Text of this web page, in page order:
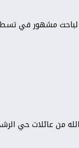
مشهور في
من عائلات حي